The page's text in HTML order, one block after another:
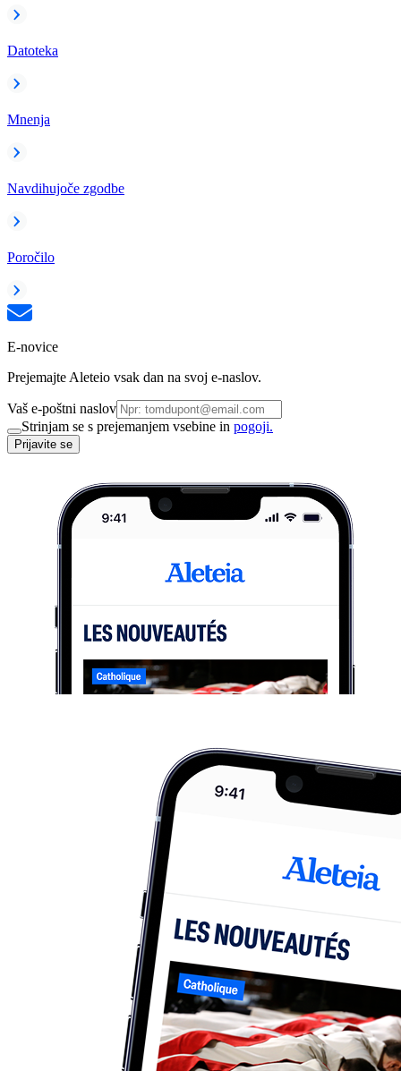
Datoteka
Mnenja
Navdihujoče zgodbe
Poročilo
E-novice
Prejemajte Aleteio vsak dan na svoj e-naslov.
Vaš e-poštni naslov
Strinjam se s prejemanjem vsebine in pogoji.
Prijavite se